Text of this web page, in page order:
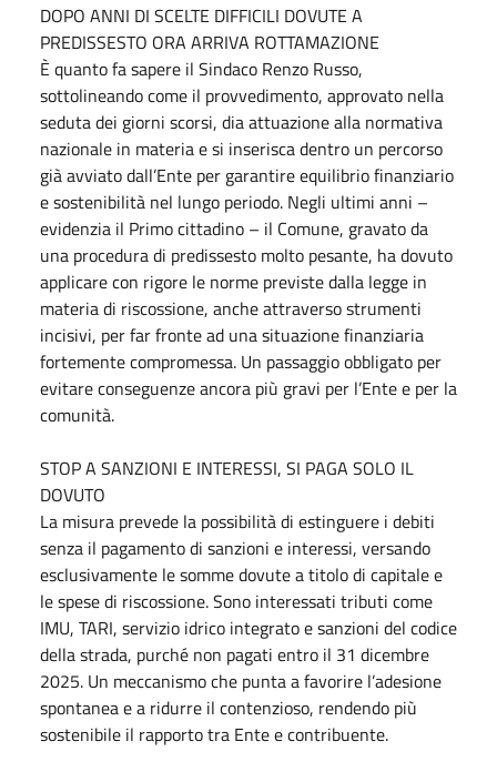
DOPO ANNI DI SCELTE DIFFICILI DOVUTE A
PREDISSESTO ORA ARRIVA ROTTAMAZIONE
È quanto fa sapere il Sindaco Renzo Russo,
sottolineando come il provvedimento, approvato nella
seduta dei giorni scorsi, dia attuazione alla normativa
nazionale in materia e si inserisca dentro un percorso
già avviato dall’Ente per garantire equilibrio finanziario
e sostenibilità nel lungo periodo. Negli ultimi anni –
evidenzia il Primo cittadino – il Comune, gravato da
una procedura di predissesto molto pesante, ha dovuto
applicare con rigore le norme previste dalla legge in
materia di riscossione, anche attraverso strumenti
incisivi, per far fronte ad una situazione finanziaria
fortemente compromessa. Un passaggio obbligato per
evitare conseguenze ancora più gravi per l’Ente e per la
comunità.
STOP A SANZIONI E INTERESSI, SI PAGA SOLO IL
DOVUTO
La misura prevede la possibilità di estinguere i debiti
senza il pagamento di sanzioni e interessi, versando
esclusivamente le somme dovute a titolo di capitale e
le spese di riscossione. Sono interessati tributi come
IMU, TARI, servizio idrico integrato e sanzioni del codice
della strada, purché non pagati entro il 31 dicembre
2025. Un meccanismo che punta a favorire l’adesione
spontanea e a ridurre il contenzioso, rendendo più
sostenibile il rapporto tra Ente e contribuente.